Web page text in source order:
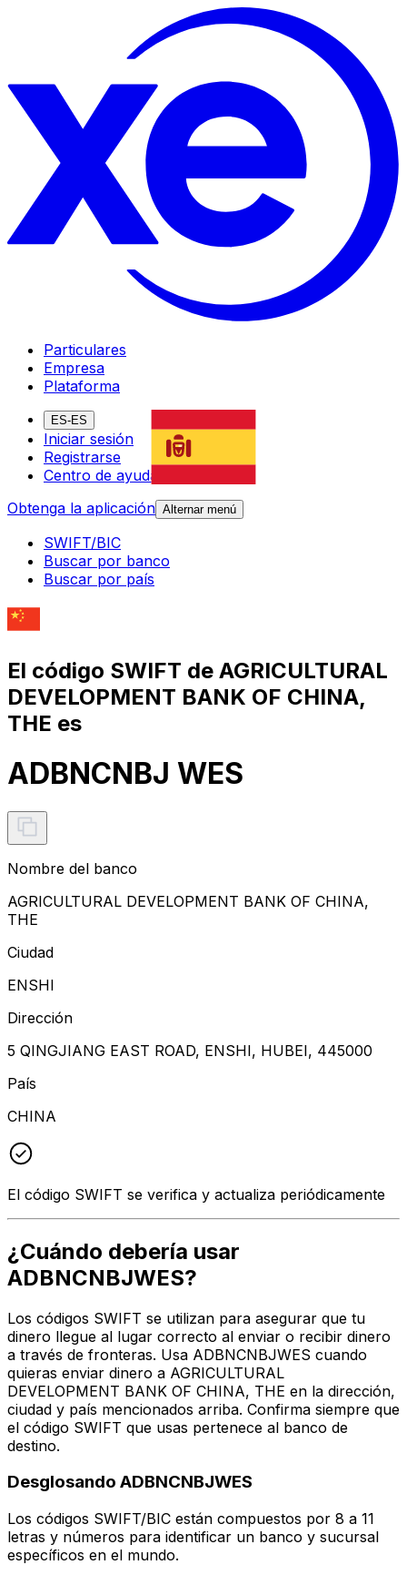
Particulares
Empresa
Plataforma
ES-ES
Iniciar sesión
Registrarse
Centro de ayuda
Obtenga la aplicación Alternar menú
SWIFT/BIC
Buscar por banco
Buscar por país
El código SWIFT de AGRICULTURAL
DEVELOPMENT BANK OF CHINA,
THE es
ADBNCNBJ WES
Nombre del banco
AGRICULTURAL DEVELOPMENT BANK OF CHINA,
THE
Ciudad
ENSHI
Dirección
5 QINGJIANG EAST ROAD, ENSHI, HUBEI, 445000
País
CHINA
El código SWIFT se verifica y actualiza periódicamente
¿Cuándo debería usar
ADBNCNBJWES?
Los códigos SWIFT se utilizan para asegurar que tu
dinero llegue al lugar correcto al enviar o recibir dinero
a través de fronteras. Usa ADBNCNBJWES cuando
quieras enviar dinero a AGRICULTURAL
DEVELOPMENT BANK OF CHINA, THE en la dirección,
ciudad y país mencionados arriba. Confirma siempre que
el código SWIFT que usas pertenece al banco de
destino.
Desglosando ADBNCNBJWES
Los códigos SWIFT/BIC están compuestos por 8 a 11
letras y números para identificar un banco y sucursal
específicos en el mundo.